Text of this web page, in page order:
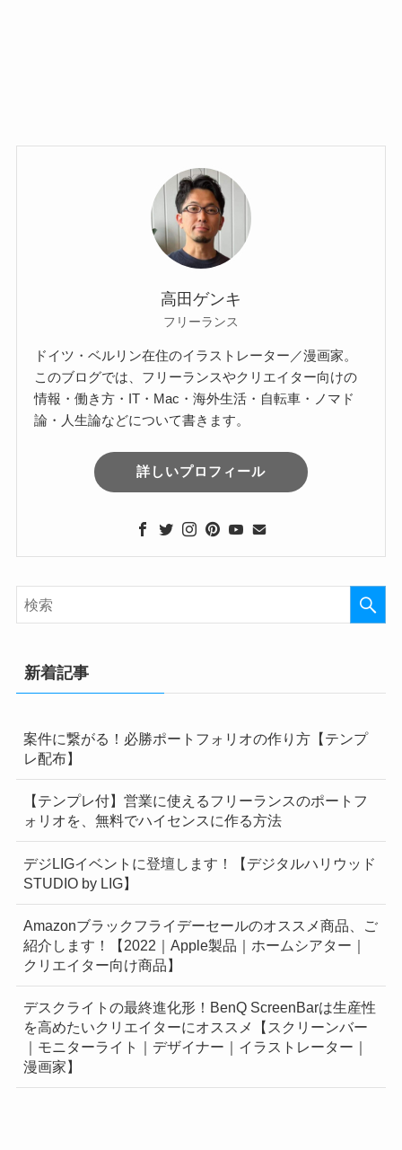
高田ゲンキ
フリーランス
ドイツ・ベルリン在住のイラストレーター／漫画家。
このブログでは、フリーランスやクリエイター向けの
情報・働き方・IT・Mac・海外生活・自転車・ノマド
論・人生論などについて書きます。
詳しいプロフィール
新着記事
案件に繋がる！必勝ポートフォリオの作り方【テンプ
レ配布】
【テンプレ付】営業に使えるフリーランスのポートフ
ォリオを、無料でハイセンスに作る方法
デジLIGイベントに登壇します！【デジタルハリウッド
STUDIO by LIG】
Amazonブラックフライデーセールのオススメ商品、ご
紹介します！【2022｜Apple製品｜ホームシアター｜
クリエイター向け商品】
デスクライトの最終進化形！BenQ ScreenBarは生産性
を高めたいクリエイターにオススメ【スクリーンバー
｜モニターライト｜デザイナー｜イラストレーター｜
漫画家】